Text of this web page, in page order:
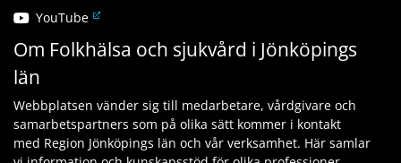
i
l
n
n
a
n
k
i
a
n
n
n
k
l
l
a
n
YouTubeL
n
i
l
l
Om Folkhälsa och sjukvård i Jönköpings
län
Webbplatsen vänder sig till medarbetare, vårdgivare och
samarbetspartners som på olika sätt kommer i kontakt
med Region Jönköpings län och vår verksamhet. Här samlar